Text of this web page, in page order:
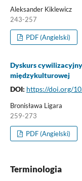
Aleksander Kiklewicz
243-257
PDF (Angielski)
Dyskurs
międzykulturowej
DOI: https://doi.org/
Bronisława Ligara
259-273
PDF (Angielski)
Terminologia